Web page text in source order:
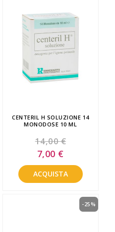
CENTERIL H SOLUZIONE 14
MONODOSE 10 ML
14,00 €
Special
Price
7,00 €
ACQUISTA
-25%